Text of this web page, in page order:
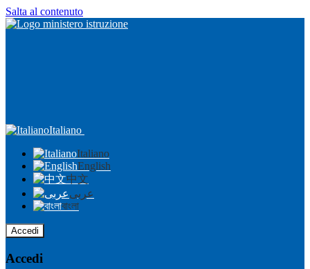
Salta al contenuto
Italiano
Italiano
English
中文
عربى
বাংলা
Accedi
Accedi